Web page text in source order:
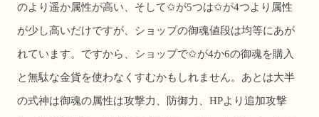
のより遥か属性が高い、そして✩が5つは✩が4つより属性
が少し高いだけですが、ショップの御魂値段は均等にあが
れています。ですから、ショップで✩が4か6の御魂を購入
と無駄な金貨を使わなくすむかもしれません。あとは大半
の式神は御魂の属性は攻撃力、防御力、 HPより追加攻撃